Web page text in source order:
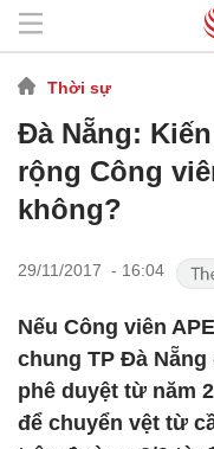
Thời sự
Đà Nẵng:
rộng Công
không?
29/11/2017 - 16:04
Nếu Công viên
chung TP Đà
phê duyệt từ năm
để chuyển vệt từ